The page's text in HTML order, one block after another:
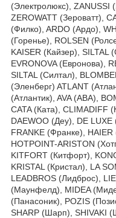
(Электролюкс), ZANUSSI
ZEROWATT (Зероватт),
(Филко), ARDO (Ардо),
(Горенье), ROLSEN
KAISER (Кайзер), SILTAL
EVRONOVA (Евронова),
SILTAL (Силтал),
(Эленберг) ATLANT
(Атлантик), AVA (АВА),
CATA (Ката), CLIMADIFF
DAEWOO (Деу), DE
FRANKE (Франке), HAIER
HOTPOINT-ARISTON
KITFORT (Китфорт),
KRISTAL (Кристал), LA
LEADBROS (Лидброс),
(Маунфелд), MIDEA
(Панасоник), POZIS
SHARP (Шарп), SHIVAKI